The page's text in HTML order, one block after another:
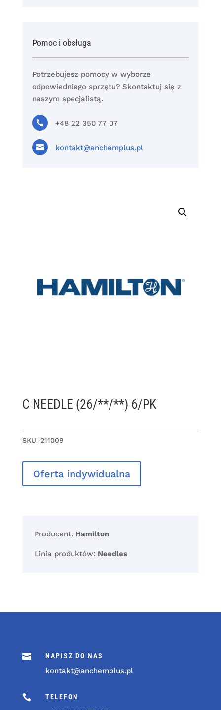
Pomoc i obsługa
Potrzebujesz pomocy w wyborze
odpowiedniego sprzętu? Skontaktuj się z
naszym specjalistą.
 +48 22 350 77 07
 kontakt@anchemplus.pl
C NEEDLE (26/**/**) 6/PK
SKU: 211009
Oferta indywidualna
Producent: Hamilton
Linia produktów: Needles
 NAPISZ DO NAS
kontakt@anchemplus.pl
 TELEFON